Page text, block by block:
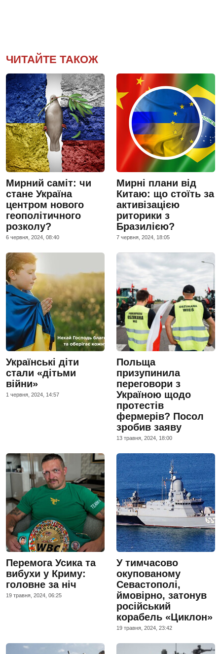
ЧИТАЙТЕ ТАКОЖ
Мирний саміт: чи
стане Україна
центром нового
геополітичного
розколу?
6 червня, 2024, 08:40
Мирні плани від
Китаю: що стоїть за
активізацією
риторики з
Бразилією?
7 червня, 2024, 18:05
Українські діти
стали «дітьми
війни»
1 червня, 2024, 14:57
Польща
призупинила
переговори з
Україною щодо
протестів
фермерів? Посол
зробив заяву
13 травня, 2024, 18:00
Перемога Усика та
вибухи у Криму:
головне за ніч
19 травня, 2024, 06:25
У тимчасово
окупованому
Севастополі,
ймовірно, затонув
російський
корабель «Циклон»
19 травня, 2024, 23:42